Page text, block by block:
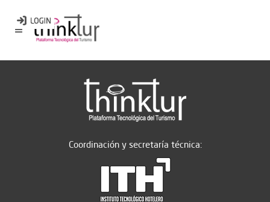
Coordinación y secretaría técnica: